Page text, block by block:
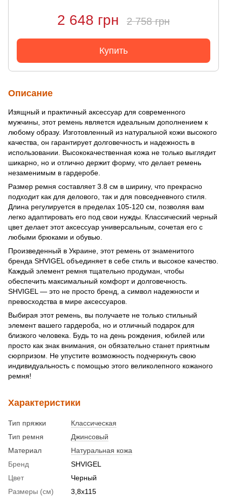
2 648 грн 2 758 грн
Купить
Описание
Изящный и практичный аксессуар для современного
мужчины, этот ремень является идеальным дополнением к
любому образу. Изготовленный из натуральной кожи высокого
качества, он гарантирует долговечность и надежность в
использовании. Высококачественная кожа не только выглядит
шикарно, но и отлично держит форму, что делает ремень
незаменимым в гардеробе.
Размер ремня составляет 3.8 см в ширину, что прекрасно
подходит как для делового, так и для повседневного стиля.
Длина регулируется в пределах 105-120 см, позволяя вам
легко адаптировать его под свои нужды. Классический черный
цвет делает этот аксессуар универсальным, сочетая его с
любыми брюками и обувью.
Произведенный в Украине, этот ремень от знаменитого
бренда SHVIGEL объединяет в себе стиль и высокое качество.
Каждый элемент ремня тщательно продуман, чтобы
обеспечить максимальный комфорт и долговечность.
SHVIGEL — это не просто бренд, а символ надежности и
превосходства в мире аксессуаров.
Выбирая этот ремень, вы получаете не только стильный
элемент вашего гардероба, но и отличный подарок для
близкого человека. Будь то на день рождения, юбилей или
просто как знак внимания, он обязательно станет приятным
сюрпризом. Не упустите возможность подчеркнуть свою
индивидуальность с помощью этого великолепного кожаного
ремня!
Характеристики
Тип пряжки
Классическая
Тип ремня
Джинсовый
Материал
Натуральная кожа
Бренд
SHVIGEL
Цвет
Черный
Размеры (см)
3,8х115